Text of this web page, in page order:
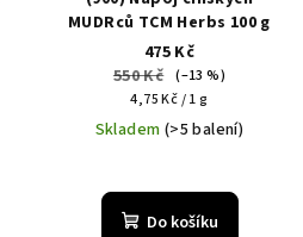
MUDRců TCM Herbs 100 g
475 Kč
550 Kč (–13 %)
Měrná
cena:
4,75 Kč / 1 g
Skladem (>5 balení)
hodnocení
produktu
Do košíku